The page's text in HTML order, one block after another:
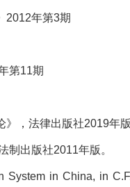
2012年第3期
第11期
，法律出版社2019年版
制出版社2011年版。
System in China, in